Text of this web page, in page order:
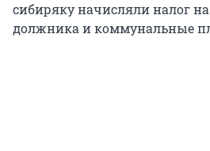
сибиряку начисляли налог
должника и коммунальные